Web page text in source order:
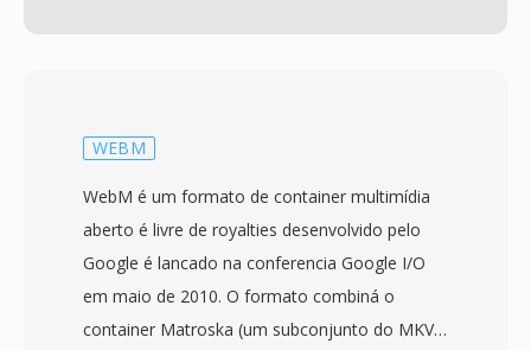
WEBM
WebM é um formato de container multimídia
aberto é livre de royalties desenvolvido pelo
Google é lancado na conferencia Google I/O
em maio de 2010. O formato combiná o
container Matroska (um subconjunto do MKV)